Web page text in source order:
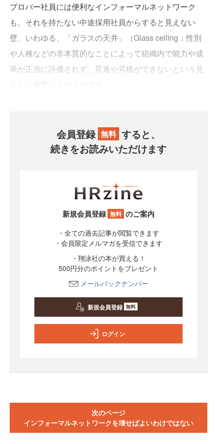
プロパー社員には便利なインフォーマルネットワーク
も、それを持たない中途採用社員からすると見えない
壁、いわゆる、「ガラスの天井」（Glass ceiling：性別
や人種などの非本質的なことによって組織内で能力や成
果が正当に評価されず、昇進や昇格ができないという見
会員登録 無料 すると、
続きをお読みいただけます
新規会員登録 無料 のご案内
・全ての過去記事が閲覧できます
・会員限定メルマガを受信できます
・翔泳社の本が買える！
500円分のポイントをプレゼント
メールバックナンバー
新規会員登録 無料
ログイン
次のページ
インフォーマルネットワークを壊せばよいわけではない